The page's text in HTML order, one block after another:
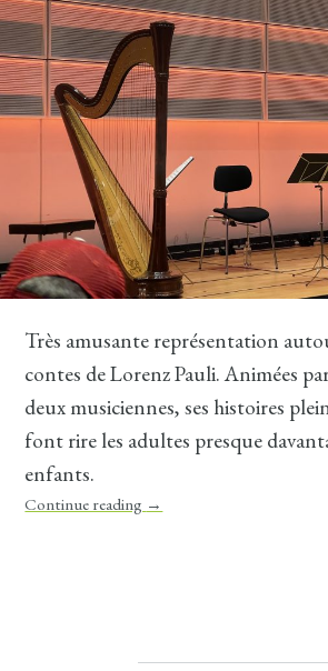
Très amusante représentation
contes de Lorenz Pauli. Animées
deux musiciennes, ses histoires
font rire les adultes presque
enfants.
Continue reading →